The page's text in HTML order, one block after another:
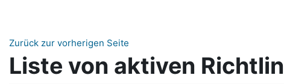
Zurück zur vorherigen Seite
Liste von aktiven